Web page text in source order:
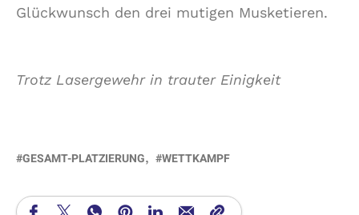
Glückwunsch den drei mutigen Musketieren.
Trotz Lasergewehr in trauter Einigkeit
GESAMT-PLATZIERUNG WETTKAMPF